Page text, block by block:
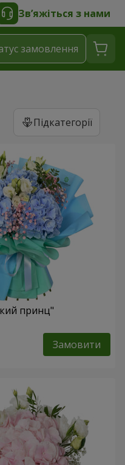
Зв’яжіться з нами
замовлення
Підкатегорії
принц"
Замовити